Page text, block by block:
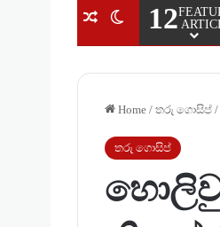
Random Article
Switch skin
12
Home / තරු ගොසිප් /
තරු ගොසිප්